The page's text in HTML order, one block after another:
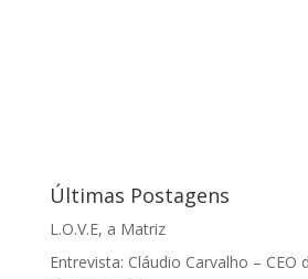
Últimas Postagens
L.O.V.E, a Matriz
Entrevista: Cláudio Carvalho – CEO